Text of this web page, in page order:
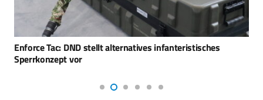
Enforce Tac: DND stellt alternatives infanteristisches
Sperrkonzept vor